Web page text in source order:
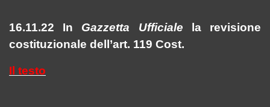
16.11.22 In Gazzetta Ufficiale la revisione
costituzionale dell’art. 119 Cost.
Il testo